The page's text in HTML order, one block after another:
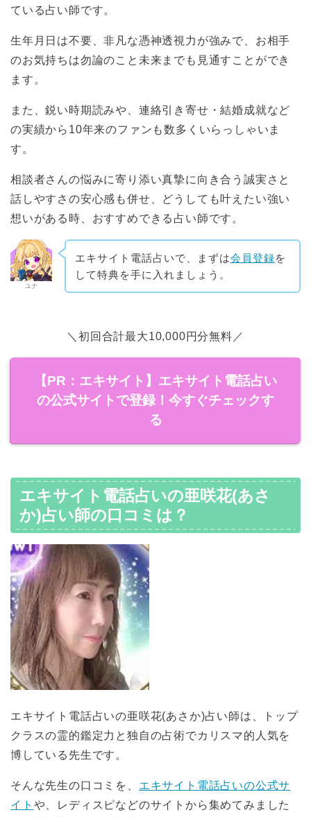
ている占い師です。
生年月日は不要、非凡な憑神透視力が強みで、お相手
のお気持ちは勿論のこと未来までも見通すことができ
ます。
また、鋭い時期読みや、連絡引き寄せ・結婚成就など
の実績から10年来のファンも数多くいらっしゃいま
す。
相談者さんの悩みに寄り添い真摯に向き合う誠実さと
話しやすさの安心感も併せ、どうしても叶えたい強い
想いがある時、おすすめできる占い師です。
ユナ
エキサイト電話占いで、まずは会員登録を
して特典を手に入れましょう。
＼初回合計最大10,000円分無料／
【PR：エキサイト】エキサイト電話占い
の公式サイトで登録！今すぐチェックす
る
エキサイト電話占いの亜咲花(あさ
か)占い師の口コミは？
エキサイト電話占いの亜咲花(あさか)占い師は、トップ
クラスの霊的鑑定力と独自の占術でカリスマ的人気を
博している先生です。
そんな先生の口コミを、 エキサイト電話占いの公式サ
イト や、レディスピなどのサイトから集めてみました